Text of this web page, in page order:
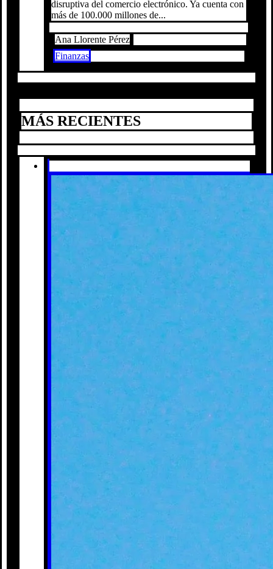
disruptiva del comercio electrónico. Ya cuenta con
más de 100.000 millones de...
Ana Llorente Pérez
Finanzas
MÁS RECIENTES